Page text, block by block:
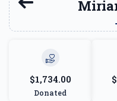
$1,734.00
Donated